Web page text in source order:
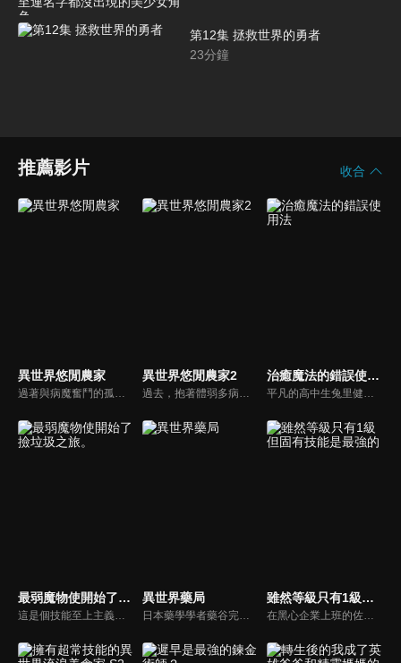
第12集 拯救世界的勇者
23分鐘
推薦影片 收合
異世界悠閒農家
過著與病魔奮鬥的孤獨生活，最終因病過世的街尾火樂。他在獲得神明大人賦予的第二人生後，決心展開期望已久的務農生活……卻被傳送到充滿魔物的深山野嶺之中。能依靠的只有在前世習得的知識以及神明大人賜與的「萬能農具」之力。充滿歡笑的異世界農家生活，歡迎來到「大樹村」！
異世界悠閒農家2
過去，抱著體弱多病的身體孤獨地活過一生的青年・火樂，因為神的恩寵轉生來到異世界。他在森林深處打造的小小農場，隨著吸血鬼、精靈、獸人、天使族…等各式各樣的同伴聚集前來，如今已經成長為被稱為「大樹村」的熱鬧聚落。耕作田地、飼養家畜，和同伴們一起度過歡笑的平穩日常。但是，因為造訪者絡繹不絕，村子變得越來越忙碌了！新的作物、新的同伴，以及新發生的騷動，為火樂的慢活人生增添了色彩。悠閒卻又恰到好處的熱鬧、開心忙碌卻又和樂的氛圍，「只屬於自己的理想鄉村生活」仍在持續發展中！洋溢笑容和美味的料理，異世界農業生活第2幕，在此開幕――！
治癒魔法的錯誤使用法
平凡的高中生兔里健（兔里），在回家的途中，與學生會長犬上鈴音（鈴音）和同班同學龍泉一樹（一樹）一起被突然出現的魔法陣吞沒了——。當他們回過神的時候，已經來到了異世界。3人被召喚為能夠對抗入侵王國的魔王軍的『勇者』……原本該是這樣的，但只有鈴音和一樹有勇者的資質。兔里只是被波及的而已！然而，當發現兔里具備“治癒魔法”的資質時，情況發生了翻天覆地的變化。
最弱魔物使開始了撿垃圾之旅。
這是個技能至上主義的異世界。少女艾維轉生為膽小卻溫柔的魔物使（tamer），卻因為是最弱的無星而有生命危險，為了生存只好踏上旅程。她在旅途中唯一收服的魔物，是最弱小的軟爛史萊姆「小空」。對同為最弱的２人（隻）而言，魔物橫行的異世界似乎太過嚴酷……沒想到——？
異世界藥局
日本藥學學者藥谷完治再次睜開雙眼，發現自己轉生成宮廷藥師名門，梅德西斯家之子──法馬･梅德西斯。然而，法馬對於充斥錯誤療法、藥物調劑，以及稱不上醫療行為的咒法及巫術橫行的這個世界感到絕望。他用前世累積的藥學知識，搭配在異世界得到的作弊能力，以及只有貴族才能使用的「神術」，替疑難雜症展開治療。
雖然等級只有1級但固有技能是最強的
在黑心企業上班的佐藤亮太，有天一回神發現自己身處在陌生的地下城之中……！原來自己來到所有物品都是經由魔物掉落出現的神奇世界。他在少女愛蜜莉的幫助下確認自己的能力值，發現體力魔力等等數值居然全都是【F】（最弱）！而且等級還是固定不可變動的【1】（最低）！亮太到底能不能在這個不可思議的世界生存下去呢！？